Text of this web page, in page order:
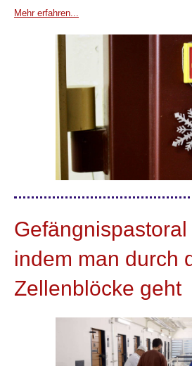
Mehr erfahren...
indem man durch
Zellenblöcke geht